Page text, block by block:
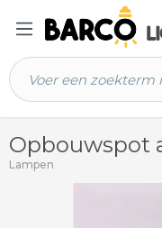
hoofdinhoud
Opbouwspot
Lampen